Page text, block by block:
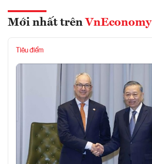
Mới nhất trên VnEconomy
Tiêu điểm